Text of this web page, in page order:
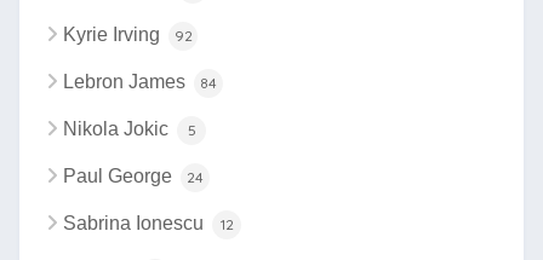
Kyrie Irving 92
Lebron James 84
Nikola Jokic 5
Paul George 24
Sabrina Ionescu 12